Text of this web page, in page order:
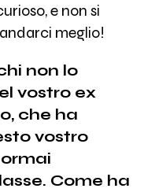
e non si
meglio!
non lo
vostro ex
che ha
vostro
Come ha